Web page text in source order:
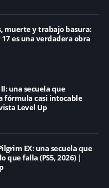
muerte y trabajo basura:
es una verdadera obra
una secuela que
fórmula casi intocable
Level Up
EX: una secuela que
que falla (PS5, 2026) |